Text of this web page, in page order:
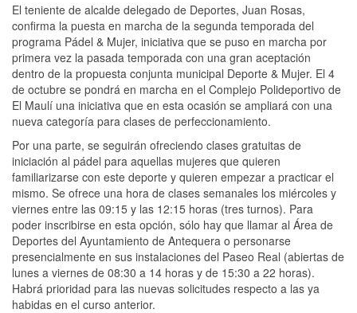
El teniente de alcalde delegado de Deportes, Juan Rosas,
confirma la puesta en marcha de la segunda temporada del
programa Pádel & Mujer, iniciativa que se puso en marcha por
primera vez la pasada temporada con una gran aceptación
dentro de la propuesta conjunta municipal Deporte & Mujer. El 4
de octubre se pondrá en marcha en el Complejo Polideportivo de
El Maulí una iniciativa que en esta ocasión se ampliará con una
nueva categoría para clases de perfeccionamiento.
Por una parte, se seguirán ofreciendo clases gratuitas de
iniciación al pádel para aquellas mujeres que quieren
familiarizarse con este deporte y quieren empezar a practicar el
mismo. Se ofrece una hora de clases semanales los miércoles y
viernes entre las 09:15 y las 12:15 horas (tres turnos). Para
poder inscribirse en esta opción, sólo hay que llamar al Área de
Deportes del Ayuntamiento de Antequera o personarse
presencialmente en sus instalaciones del Paseo Real (abiertas de
lunes a viernes de 08:30 a 14 horas y de 15:30 a 22 horas).
Habrá prioridad para las nuevas solicitudes respecto a las ya
habidas en el curso anterior.